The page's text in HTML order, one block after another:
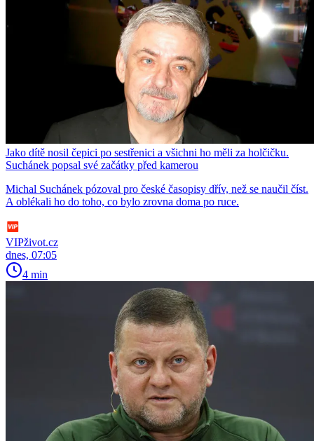
Jako dítě nosil čepici po sestřenici a všichni ho měli za holčičku.
Suchánek popsal své začátky před kamerou
Michal Suchánek pózoval pro české časopisy dřív, než se naučil číst.
A oblékali ho do toho, co bylo zrovna doma po ruce.
VIPživot.cz
dnes, 07:05
4 min